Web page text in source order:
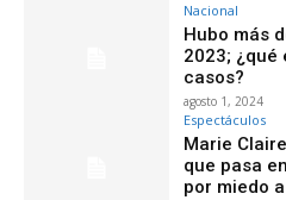
Nacional
Hubo más
2023; ¿qué
casos?
agosto 1, 2024
Espectáculos
Marie
que pasa
por miedo